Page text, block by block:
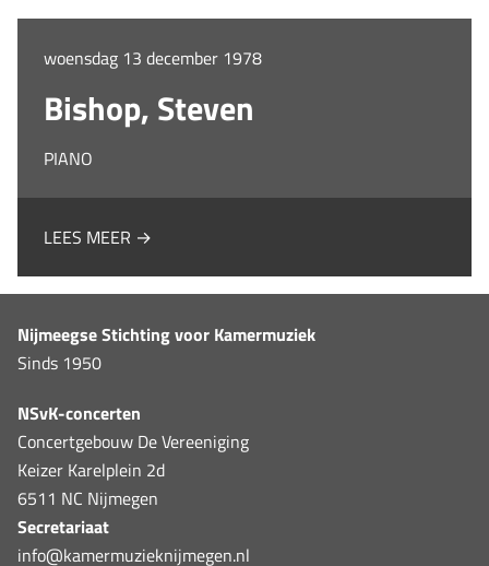
woensdag 13 december 1978
Bishop, Steven
PIANO
LEES MEER →
Nijmeegse Stichting voor Kamermuziek
Sinds 1950
NSvK-concerten
Concertgebouw De Vereeniging
Keizer Karelplein 2d
6511 NC Nijmegen
Secretariaat
info@kamermuzieknijmegen.nl